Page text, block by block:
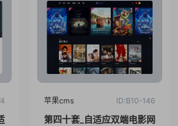
苹果cms ID:B10-146
第四十套_自适应双端电影网